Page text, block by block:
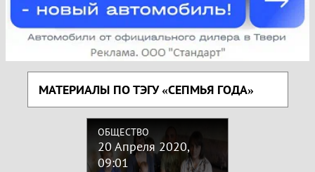
МАТЕРИАЛЫ ПО ТЭГУ «СЕПМЬЯ ГОДА»
ОБЩЕСТВО
20 Апреля 2020,
09:01